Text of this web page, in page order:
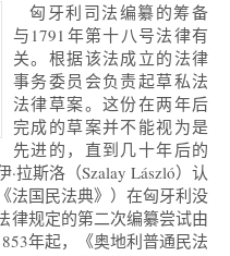
匈牙利司法编纂的筹备
与1791年第十八号法律有
关。根据该法成立的法律
事务委员会负责起草私法
法律草案。这份在两年后
完成的草案并不能视为是
先进的，直到几十年后的
拉斯洛（Szalay László）认
法国民法典》）在匈牙利没
律规定的第二次编纂尝试由
年起，《奥地利普通民法